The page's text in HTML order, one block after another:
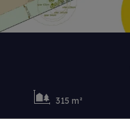
315 m²